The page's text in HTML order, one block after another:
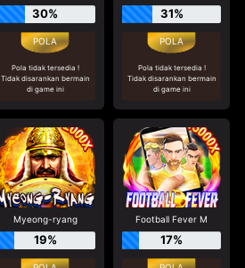
30%
Pola tidak tersedia !
Tidak disarankan bermain
di game ini
31%
Pola tidak tersedia !
Tidak disarankan bermain
di game ini
Myeong-ryang
19%
Football Fever M
17%